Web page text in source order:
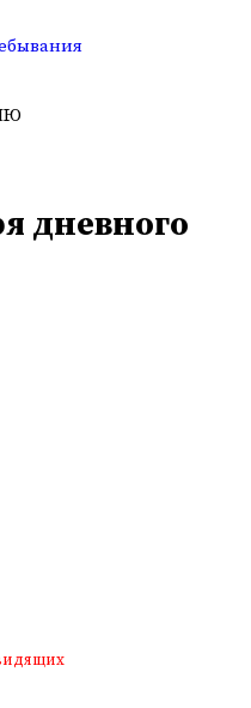
дневного